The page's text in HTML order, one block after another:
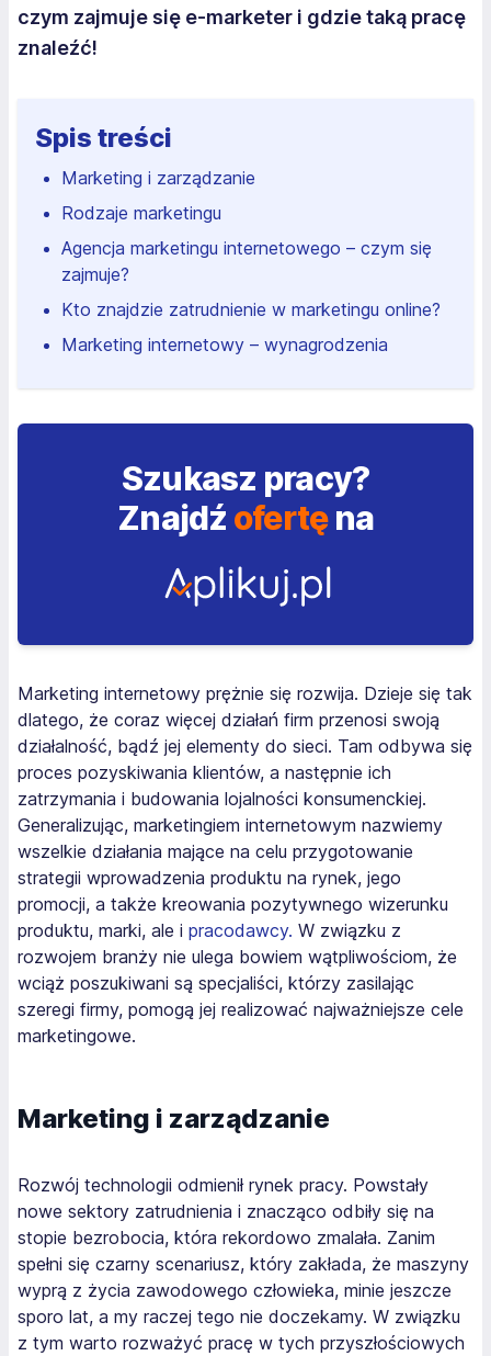
czym zajmuje się e-marketer i gdzie taką pracę
znaleźć!
Spis treści
Marketing i zarządzanie
Rodzaje marketingu
Agencja marketingu internetowego – czym się
zajmuje?
Kto znajdzie zatrudnienie w marketingu online?
Marketing internetowy – wynagrodzenia
Szukasz pracy?
Znajdź ofertęna
Marketing internetowy prężnie się rozwija. Dzieje się tak
dlatego, że coraz więcej działań firm przenosi swoją
działalność, bądź jej elementy do sieci. Tam odbywa się
proces pozyskiwania klientów, a następnie ich
zatrzymania i budowania lojalności konsumenckiej.
Generalizując, marketingiem internetowym nazwiemy
wszelkie działania mające na celu przygotowanie
strategii wprowadzenia produktu na rynek, jego
promocji, a także kreowania pozytywnego wizerunku
produktu, marki, ale i pracodawcy. W związku z
rozwojem branży nie ulega bowiem wątpliwościom, że
wciąż poszukiwani są specjaliści, którzy zasilając
szeregi firmy, pomogą jej realizować najważniejsze cele
marketingowe.
Marketing i zarządzanie
Rozwój technologii odmienił rynek pracy. Powstały
nowe sektory zatrudnienia i znacząco odbiły się na
stopie bezrobocia, która rekordowo zmalała. Zanim
spełni się czarny scenariusz, który zakłada, że maszyny
wyprą z życia zawodowego człowieka, minie jeszcze
sporo lat, a my raczej tego nie doczekamy. W związku
z tym warto rozważyć pracę w tych przyszłościowych